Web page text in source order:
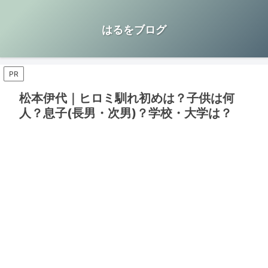
はるをブログ
PR
松本伊代｜ヒロミ馴れ初めは？子供は何
人？息子(長男・次男)？学校・大学は？